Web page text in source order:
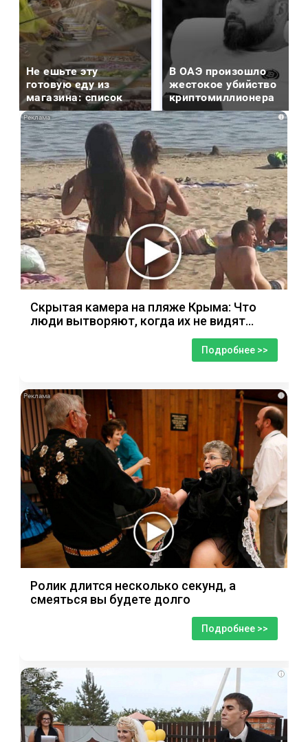
Не ешьте эту
готовую еду из
магазина: список
В ОАЭ произошло
жестокое убийство
криптомиллионера
i
Скрытая камера на пляже Крыма: Что
люди вытворяют, когда их не видят...
Подробнее >>
i
Ролик длится несколько секунд, а
смеяться вы будете долго
Подробнее >>
i